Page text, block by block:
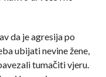
da je agresija po
ubijati nevine žene,
tumačiti vjeru.